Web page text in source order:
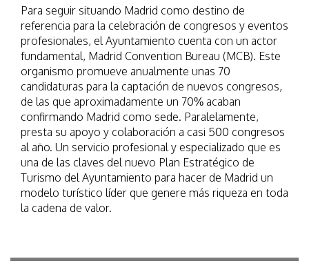
Para seguir situando Madrid como destino de
referencia para la celebración de congresos y eventos
profesionales, el Ayuntamiento cuenta con un actor
fundamental, Madrid Convention Bureau (MCB). Este
organismo promueve anualmente unas 70
candidaturas para la captación de nuevos congresos,
de las que aproximadamente un 70% acaban
confirmando Madrid como sede. Paralelamente,
presta su apoyo y colaboración a casi 500 congresos
al año. Un servicio profesional y especializado que es
una de las claves del nuevo Plan Estratégico de
Turismo del Ayuntamiento para hacer de Madrid un
modelo turístico líder que genere más riqueza en toda
la cadena de valor.